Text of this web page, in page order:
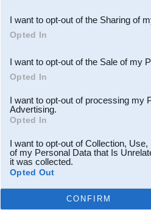
Downstream Participants
third parties.
I want to opt-out of the Sharing of
Opted In
I want to opt-out of the Sale of my
Opted In
I want to opt-out of processing my
Advertising.
Opted In
I want to opt-out of Collection,
of my Personal Data that Is
it was collected.
Opted Out
CONFIRM